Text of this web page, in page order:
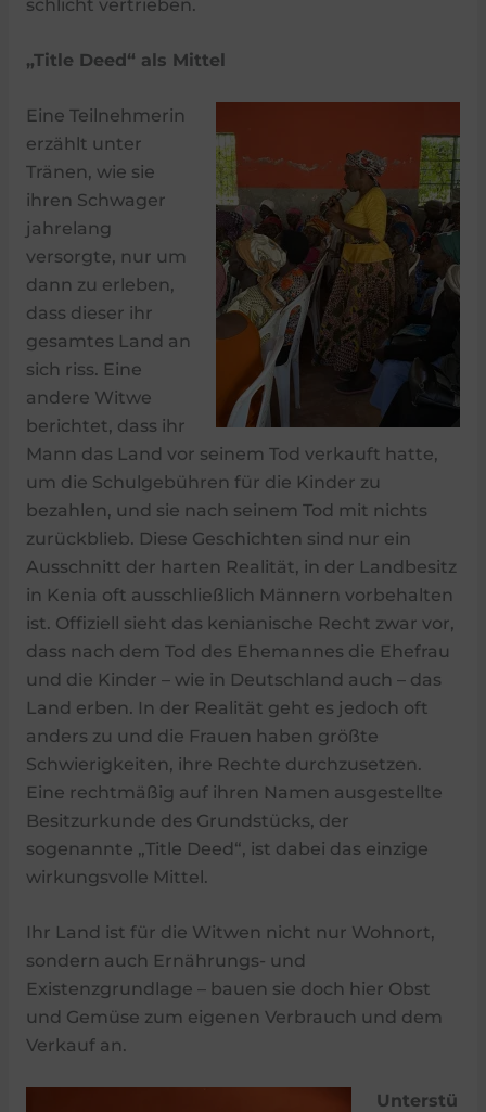
schlicht vertrieben.
„Title Deed“ als Mittel
Eine Teilnehmerin
erzählt unter
Tränen, wie sie
ihren Schwager
jahrelang
versorgte, nur um
dann zu erleben,
dass dieser ihr
gesamtes Land an
sich riss. Eine
andere Witwe
berichtet, dass ihr
Mann das Land vor seinem Tod verkauft hatte,
um die Schulgebühren für die Kinder zu
bezahlen, und sie nach seinem Tod mit nichts
zurückblieb. Diese Geschichten sind nur ein
Ausschnitt der harten Realität, in der Landbesitz
in Kenia oft ausschließlich Männern vorbehalten
ist. Offiziell sieht das kenianische Recht zwar vor,
dass nach dem Tod des Ehemannes die Ehefrau
und die Kinder – wie in Deutschland auch – das
Land erben. In der Realität geht es jedoch oft
anders zu und die Frauen haben größte
Schwierigkeiten, ihre Rechte durchzusetzen.
Eine rechtmäßig auf ihren Namen ausgestellte
Besitzurkunde des Grundstücks, der
sogenannte „Title Deed“, ist dabei das einzige
wirkungsvolle Mittel.
Ihr Land ist für die Witwen nicht nur Wohnort,
sondern auch Ernährungs- und
Existenzgrundlage – bauen sie doch hier Obst
und Gemüse zum eigenen Verbrauch und dem
Verkauf an.
Unterstü